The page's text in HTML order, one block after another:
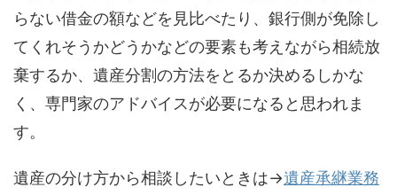
らない借金の額などを見比べたり、銀行側が免除し
てくれそうかどうかなどの要素も考えながら相続放
棄するか、遺産分割の方法をとるか決めるしかな
く、専門家のアドバイスが必要になると思われま
す。
遺産の分け方から相談したいときは→遺産承継業務